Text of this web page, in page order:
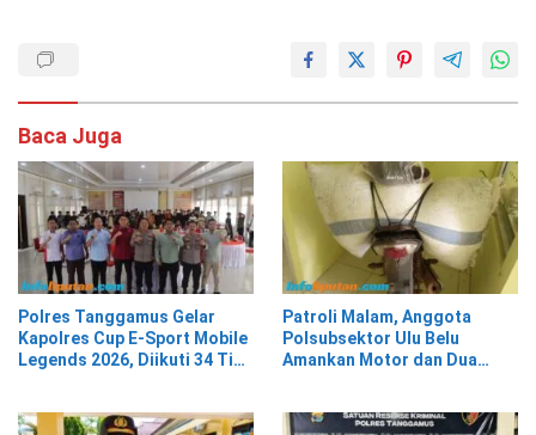
Baca Juga
Polres Tanggamus Gelar
Kapolres Cup E-Sport Mobile
Legends 2026, Diikuti 34 Tim
Patroli Malam, Anggota
Polsubsektor Ulu Belu
Amankan Motor dan Dua